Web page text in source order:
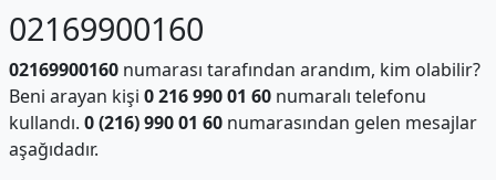
02169900160
02169900160numarası tarafından arandım, kim olabilir?
Beni arayan kişi 0 216 990 01 60numaralı telefonu
kullandı. 0 (216) 990 01 60numarasından gelen mesajlar
aşağıdadır.